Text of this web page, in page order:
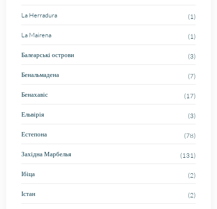
La Herradura (1)
La Mairena (1)
Балеарські острови (3)
Бенальмадена (7)
Бенахавіс (17)
Ельвірія (3)
Естепона (78)
Західна Марбелья (131)
Ібіца (2)
Істан (2)